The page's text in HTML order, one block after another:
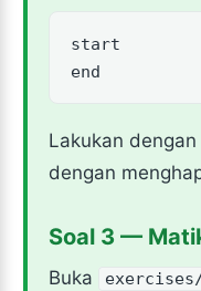
start
end
Lakukan
dengan
Soal 3 —
Buka